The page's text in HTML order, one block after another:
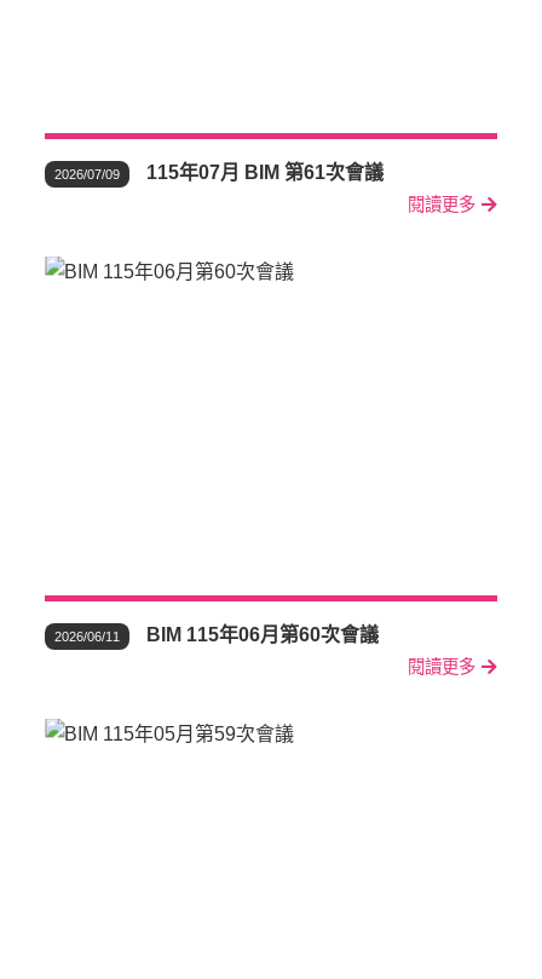
2026/07/09 115年07月 BIM 第61次會議
閱讀更多
2026/06/11 BIM 115年06月第60次會議
閱讀更多